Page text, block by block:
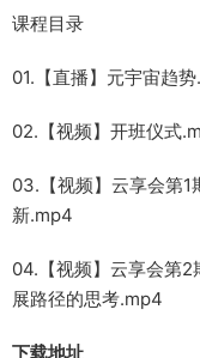
课程目录
01.【直播】元宇宙趋
02.【视频】开班仪式
03.【视频】云享会第
新.mp4
04.【视频】云享会第
展路径的思考.mp4
下载地址